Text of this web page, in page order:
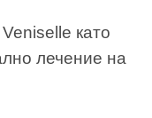
като
лечение на